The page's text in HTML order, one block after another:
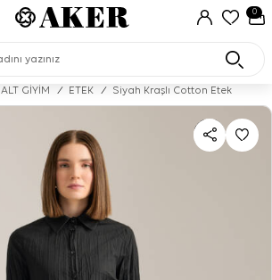
0
ALT GİYİM / ETEK / Siyah Kraşlı Cotton Etek